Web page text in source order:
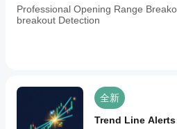
Professional Opening Range
breakout Detection
全新
Trend Line Alerts